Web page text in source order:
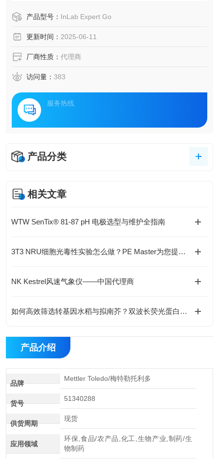
产品型号： InLab Expert Go
更新时间： 2025-06-11
厂商性质： 代理商
访问量： 383
服务热线
产品分类
相关文章
WTW SenTix® 81-87 pH 电极选型与维护全指南
3T3 NRU细胞光毒性实验怎么做？PE Master为您提供合规替代方案
NK Kestrel风速气象仪——中国代理商
如何高效筛选转基因水稻与拟南芥？双波长荧光蛋白观测灯应用指南
产品介绍
品牌
Mettler Toledo/梅特勒托利多
货号
51340288
供货周期
现货
应用领域
环保,食品/农产品,化工,生物产业,制药/生
物制药